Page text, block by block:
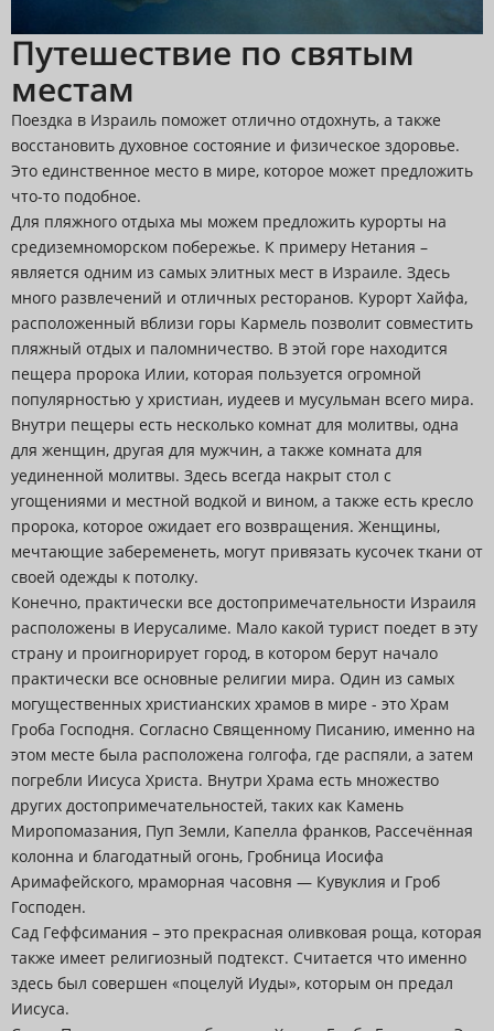
Путешествие по святым
местам
Поездка в Израиль поможет отлично отдохнуть, а также
восстановить духовное состояние и физическое здоровье.
Это единственное место в мире, которое может предложить
что-то подобное.
Для пляжного отдыха мы можем предложить курорты на
средиземноморском побережье. К примеру Нетания –
является одним из самых элитных мест в Израиле. Здесь
много развлечений и отличных ресторанов. Курорт Хайфа,
расположенный вблизи горы Кармель позволит совместить
пляжный отдых и паломничество. В этой горе находится
пещера пророка Илии, которая пользуется огромной
популярностью у христиан, иудеев и мусульман всего мира.
Внутри пещеры есть несколько комнат для молитвы, одна
для женщин, другая для мужчин, а также комната для
уединенной молитвы. Здесь всегда накрыт стол с
угощениями и местной водкой и вином, а также есть кресло
пророка, которое ожидает его возвращения. Женщины,
мечтающие забеременеть, могут привязать кусочек ткани от
своей одежды к потолку.
Конечно, практически все достопримечательности Израиля
расположены в Иерусалиме. Мало какой турист поедет в эту
страну и проигнорирует город, в котором берут начало
практически все основные религии мира. Один из самых
могущественных христианских храмов в мире - это Храм
Гроба Господня. Согласно Священному Писанию, именно на
этом месте была расположена голгофа, где распяли, а затем
погребли Иисуса Христа. Внутри Храма есть множество
других достопримечательностей, таких как Камень
Миропомазания, Пуп Земли, Капелла франков, Рассечённая
колонна и благодатный огонь, Гробница Иосифа
Аримафейского, мраморная часовня — Кувуклия и Гроб
Господен.
Сад Геффсимания – это прекрасная оливковая роща, которая
также имеет религиозный подтекст. Считается что именно
здесь был совершен «поцелуй Иуды», которым он предал
Иисуса.